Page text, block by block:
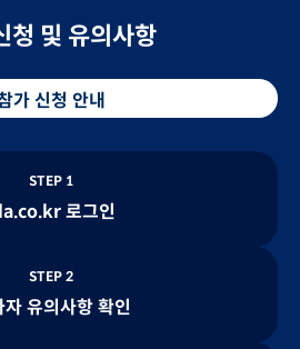
청 및 유의사항
가 신청 안내
STEP 1
로그인
STEP 2
자 유의사항 확인